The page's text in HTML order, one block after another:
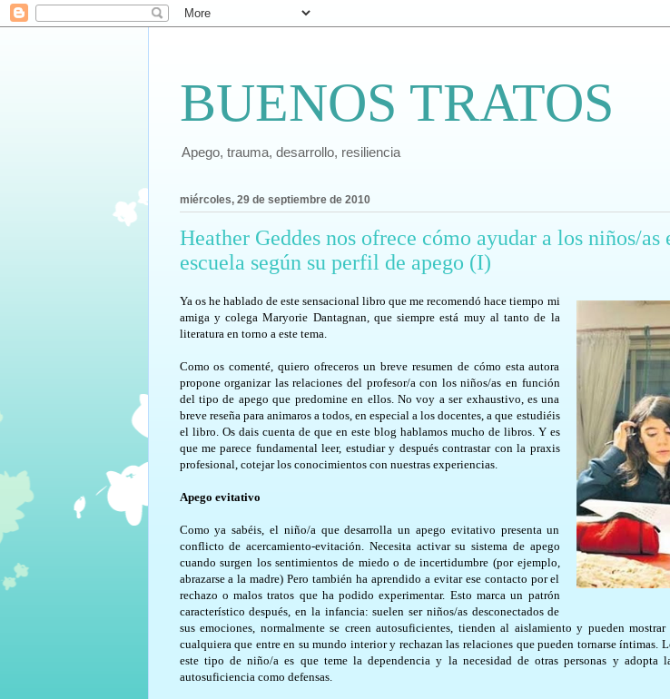
BUENOS TRATOS
Apego, trauma, desarrollo, resiliencia
miércoles, 29 de septiembre de 2010
Heather Geddes nos ofrece cómo ayudar a los niños/as
escuela según su perfil de apego (I)
Ya os he hablado de este sensacional libro que me recomendó hace tiempo mi
amiga y colega Maryorie Dantagnan, que siempre está muy al tanto de la
literatura en torno a este tema.
Como os comenté, quiero ofreceros un breve resumen de cómo esta autora
propone organizar las relaciones del profesor/a con los niños/as en función
del tipo de apego que predomine en ellos. No voy a ser exhaustivo, es una
breve reseña para animaros a todos, en especial a los docentes, a que estudiéis
el libro. Os dais cuenta de que en este blog hablamos mucho de libros. Y es
que me parece fundamental leer, estudiar y después contrastar con la praxis
profesional, cotejar los conocimientos con nuestras experiencias.
Apego evitativo
Como ya sabéis, el niño/a que desarrolla un apego evitativo presenta un
conflicto de acercamiento-evitación. Necesita activar su sistema de apego
cuando surgen los sentimientos de miedo o de incertidumbre (por ejemplo,
abrazarse a la madre) Pero también ha aprendido a evitar ese contacto por el
rechazo o malos tratos que ha podido experimentar. Esto marca un patrón
característico después, en la infancia: suelen ser niños/as desconectados de
sus emociones, normalmente se creen autosuficientes, tienden al aislamiento y pueden
cualquiera que entre en su mundo interior y rechazan las relaciones que pueden tornarse íntimas.
este tipo de niño/a es que teme la dependencia y la necesidad de otras personas y adopta
autosuficiencia como defensas.